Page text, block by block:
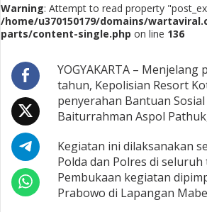
a
k
e
7
8
,
P
o
r
s
t
a
Warning: Attempt to read property
/home/u370150179/domains/
parts/content-single.php on line 136
YOGYAKARTA –
tahun, Kepolisian Resort
penyerahan Bantuan
Baiturrahman Aspol
Kegiatan ini dilaksanakan
Polda dan Polres di
Pembukaan kegiatan
Prabowo di Lapangan